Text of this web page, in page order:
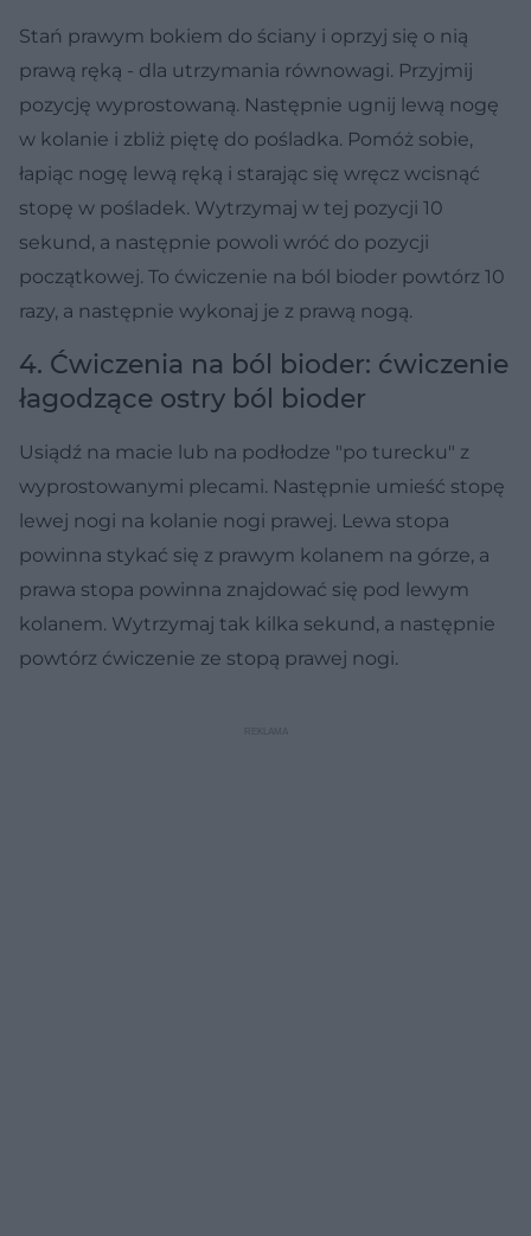
Stań prawym bokiem do ściany i oprzyj się o nią
prawą ręką - dla utrzymania równowagi. Przyjmij
pozycję wyprostowaną. Następnie ugnij lewą nogę
w kolanie i zbliż piętę do pośladka. Pomóż sobie,
łapiąc nogę lewą ręką i starając się wręcz wcisnąć
stopę w pośladek. Wytrzymaj w tej pozycji 10
sekund, a następnie powoli wróć do pozycji
początkowej. To ćwiczenie na ból bioder powtórz 10
razy, a następnie wykonaj je z prawą nogą.
4. Ćwiczenia na ból bioder: ćwiczenie
łagodzące ostry ból bioder
Usiądź na macie lub na podłodze "po turecku" z
wyprostowanymi plecami. Następnie umieść stopę
lewej nogi na kolanie nogi prawej. Lewa stopa
powinna stykać się z prawym kolanem na górze, a
prawa stopa powinna znajdować się pod lewym
kolanem. Wytrzymaj tak kilka sekund, a następnie
powtórz ćwiczenie ze stopą prawej nogi.